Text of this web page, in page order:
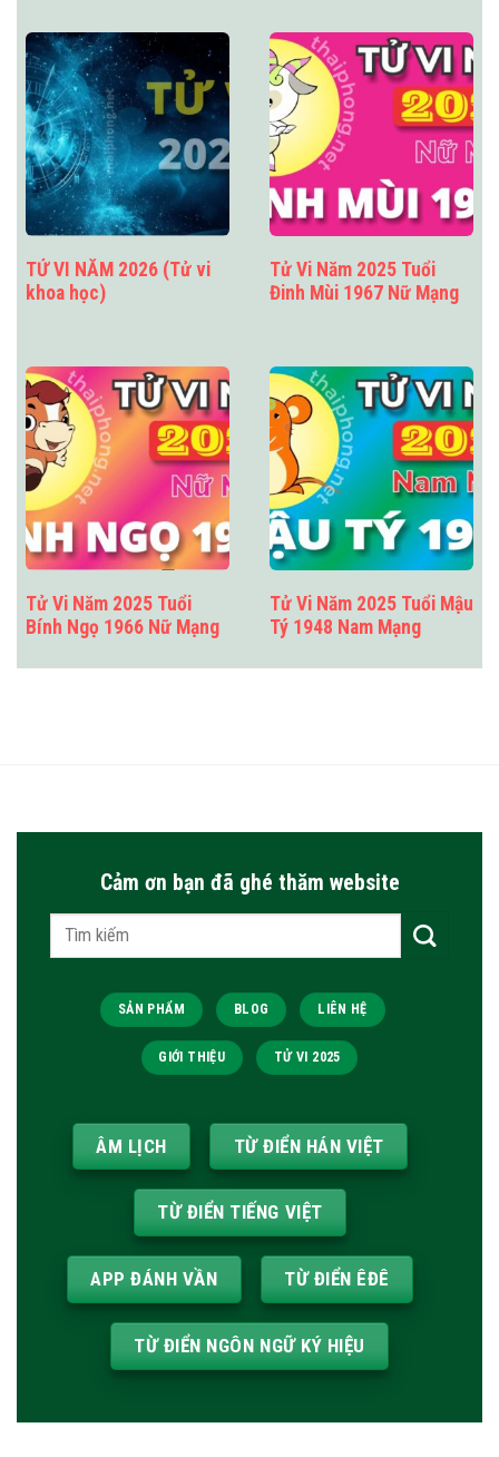
TỬ VI NĂM 2026 (Tử vi
khoa học)
Tử Vi Năm 2025 Tuổi
Đinh Mùi 1967 Nữ Mạng
Tử Vi Năm 2025 Tuổi
Bính Ngọ 1966 Nữ Mạng
Tử Vi Năm 2025 Tuổi Mậu
Tý 1948 Nam Mạng
Cảm ơn bạn đã ghé thăm website
Tìm
kiếm:
SẢN PHẨM BLOG LIÊN HỆ
GIỚI THIỆU TỬ VI 2025
ÂM LỊCH TỪ ĐIỂN HÁN VIỆT
TỪ ĐIỂN TIẾNG VIỆT
APP ĐÁNH VẦN TỪ ĐIỂN ÊĐÊ
TỪ ĐIỂN NGÔN NGỮ KÝ HIỆU